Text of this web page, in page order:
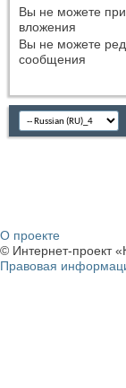
Вы не можете
вложения
Вы не можете
сообщения
О проекте
© Интернет-проект
Правовая